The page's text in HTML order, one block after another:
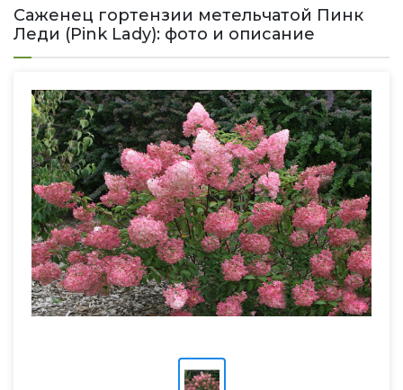
Саженец гортензии метельчатой Пинк
Леди (Pink Lady): фото и описание